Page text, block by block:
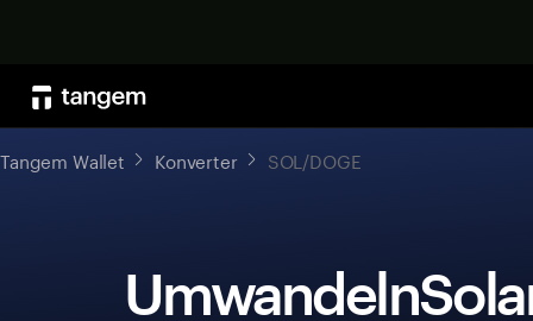
Tangem Wallet Konverter SOL/DOGE